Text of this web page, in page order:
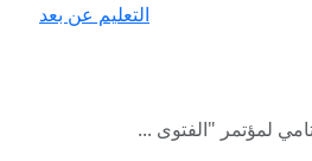
التعليم عن بعد
لمؤتمر "الفتوى ...